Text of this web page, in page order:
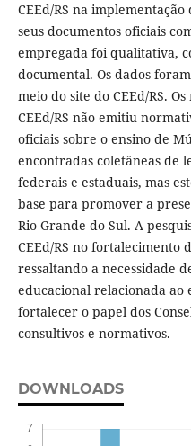
CEEd/RS na
seus documentos oficiais
empregada foi qualitativa,
documental. Os dados
meio do site do CEEd/RS.
CEEd/RS não emitiu
oficiais sobre o ensino de
encontradas coletâneas de
federais e estaduais, mas
base para promover a
Rio Grande do Sul. A
CEEd/RS no fortalecimento
ressaltando a necessidade
educacional relacionada ao
fortalecer o papel dos
consultivos e normativos.
DOWNLOADS